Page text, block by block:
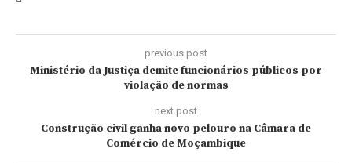
previous post
Ministério da Justiça demite funcionários públicos por
violação de normas
next post
Construção civil ganha novo pelouro na Câmara de
Comércio de Moçambique